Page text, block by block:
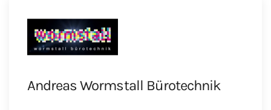
Andreas Wormstall Bürotechnik